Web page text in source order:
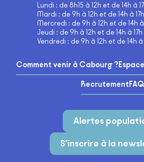
Lundi : de 8h15 à 12h et de 14h à
Mardi : de 9h à 12h et de 14h à 17h
Mercredi : de 9h à 12h et de 14h à
Jeudi : de 9h à 12h et de 14h à 17h
Vendredi : de 9h à 12h et de 14h à
Comment venir à Cabourg ?
RecrutementFAQ
Alertes
S'inscrire à la